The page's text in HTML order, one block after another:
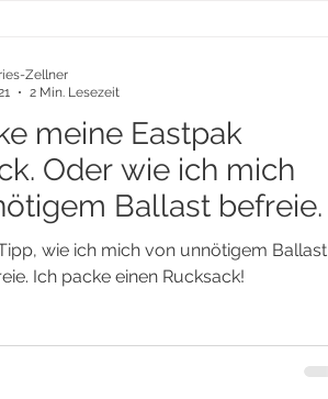
meine Eastpak
Oder wie ich mich
Ballast befreie.
wie ich mich von unnötigem Ballast
Ich packe einen Rucksack!
Zellner
2 Min. Lesezeit